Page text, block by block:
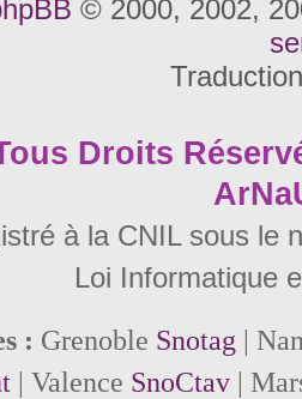
© 2000, 2002,
Droits
à la CNIL sous le
Loi Informatique
: Grenoble Snotag |
| Valence SnoCtav|